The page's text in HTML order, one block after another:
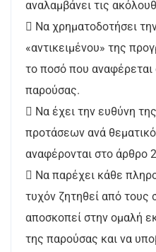
αναλαμβάνει τις
 Να χρηματοδοτήσει
«αντικειμένου» της
το ποσό που αναφέρεται
παρούσας.
 Να έχει την ευθύνη
προτάσεων ανά
αναφέρονται στο άρθρο
 Να παρέχει κάθε
τυχόν ζητηθεί από τους
αποσκοπεί στην ομαλή
της παρούσας και να